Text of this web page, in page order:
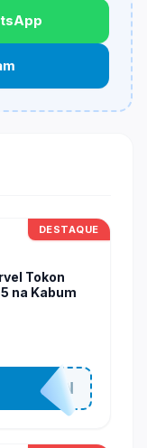
participantes
podem
DESTAQUE
Tokon
na Kabum